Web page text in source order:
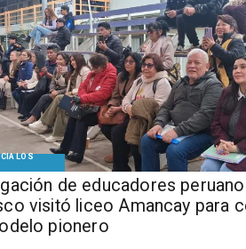
LOS
de educadores
visitó liceo Amancay para
pionero